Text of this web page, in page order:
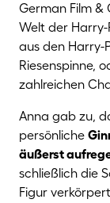
German Film &
Welt der Harry-
aus den Harry-
Riesenspinne,
zahlreichen
Anna gab zu,
persönliche
äußerst
schließlich die
Figur